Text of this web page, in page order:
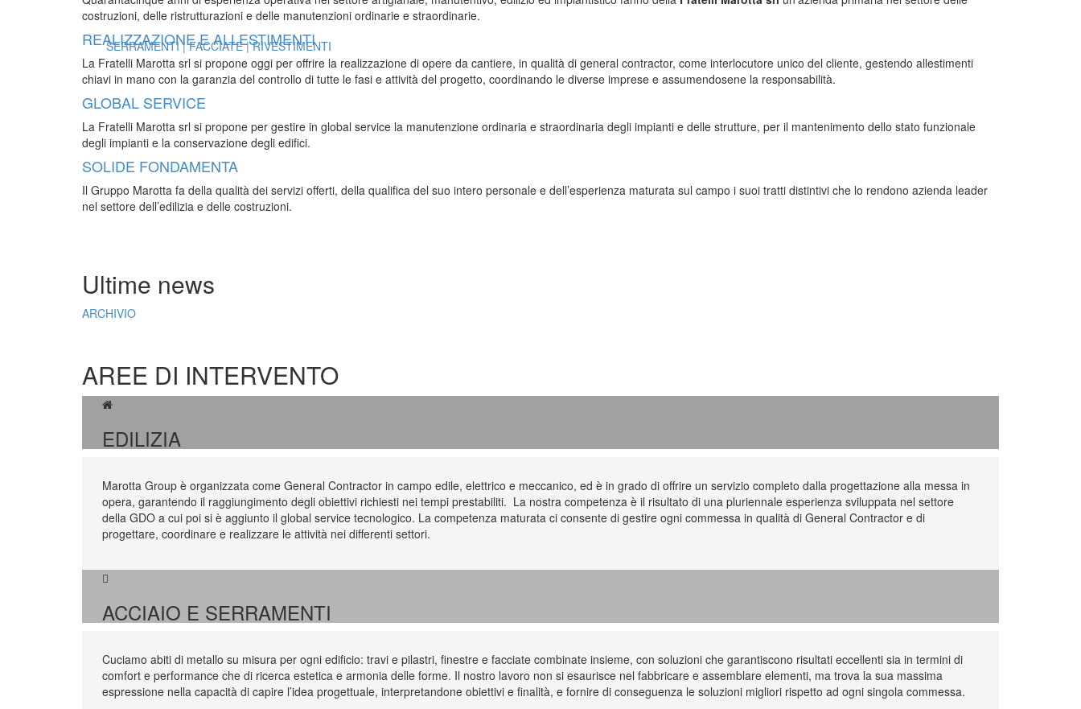
SERRAMENTI | FACCIATE | RIVESTIMENTI
costruzioni, delle ristrutturazioni e delle manutenzioni ordinarie e straordinarie.
REALIZZAZIONE E ALLESTIMENTI
La Fratelli Marotta srl si propone oggi per offrire la realizzazione di opere da cantiere, in qualità di general contractor, come interlocutore unico del cliente, gestendo allestimenti
chiavi in mano con la garanzia del controllo di tutte le fasi e attività del progetto, coordinando le diverse imprese e assumendosene la responsabilità.
GLOBAL SERVICE
La Fratelli Marotta srl si propone per gestire in global service la manutenzione ordinaria e straordinaria degli impianti e delle strutture, per il mantenimento dello stato funzionale
degli impianti e la conservazione degli edifici.
SOLIDE FONDAMENTA
Il Gruppo Marotta fa della qualità dei servizi offerti, della qualifica del suo intero personale e dell’esperienza maturata sul campo i suoi tratti distintivi che lo rendono azienda leader
nel settore dell’edilizia e delle costruzioni.
Ultime news
ARCHIVIO
AREE DI INTERVENTO
EDILIZIA
Marotta Group è organizzata come General Contractor in campo edile, elettrico e meccanico, ed è in grado di offrire un servizio completo dalla progettazione alla messa in
opera, garantendo il raggiungimento degli obiettivi richiesti nei tempi prestabiliti. La nostra competenza è il risultato di una pluriennale esperienza sviluppata nel settore
della GDO a cui poi si è aggiunto il global service tecnologico. La competenza maturata ci consente di gestire ogni commessa in qualità di General Contractor e di
progettare, coordinare e realizzare le attività nei differenti settori.
ACCIAIO E SERRAMENTI
Cuciamo abiti di metallo su misura per ogni edificio: travi e pilastri, finestre e facciate combinate insieme, con soluzioni che garantiscono risultati eccellenti sia in termini di
comfort e performance che di ricerca estetica e armonia delle forme. Il nostro lavoro non si esaurisce nel fabbricare e assemblare elementi, ma trova la sua massima
espressione nella capacità di capire l’idea progettuale, interpretandone obiettivi e finalità, e fornire di conseguenza le soluzioni migliori rispetto ad ogni singola commessa.